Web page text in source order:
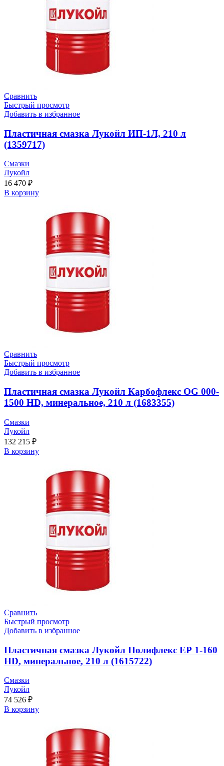
Сравнить
Быстрый просмотр
Добавить в избранное
Пластичная смазка Лукойл ИП-1Л, 210 л
(1359717)
Смазки
Лукойл
16 470 ₽
В корзину
Сравнить
Быстрый просмотр
Добавить в избранное
Пластичная смазка Лукойл Карбофлекс OG 000-
1500 HD, минеральное, 210 л (1683355)
Смазки
Лукойл
132 215 ₽
В корзину
Сравнить
Быстрый просмотр
Добавить в избранное
Пластичная смазка Лукойл Полифлекс ЕР 1-160
HD, минеральное, 210 л (1615722)
Смазки
Лукойл
74 526 ₽
В корзину